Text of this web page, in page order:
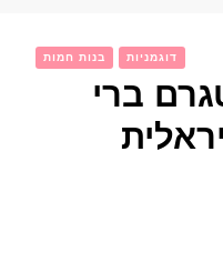
בנות חמות דוגמניות
ברי